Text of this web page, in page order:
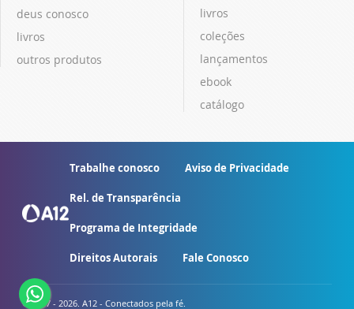
deus conosco
livros
outros produtos
livros
coleções
lançamentos
ebook
catálogo
Trabalhe conosco Aviso de Privacidade
Rel. de Transparência
Programa de Integridade
Direitos Autorais Fale Conosco
© 2007 - 2026. A12 - Conectados pela fé.